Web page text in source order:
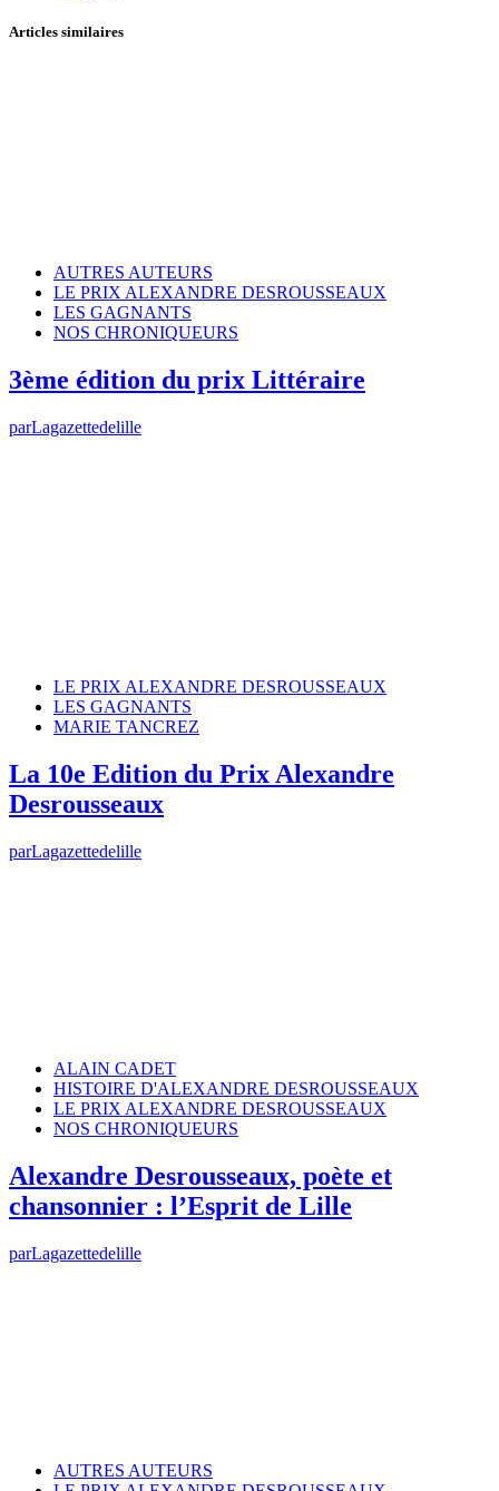
Articles similaires
AUTRES AUTEURS
LE PRIX ALEXANDRE DESROUSSEAUX
LES GAGNANTS
NOS CHRONIQUEURS
3ème édition du prix Littéraire
parLagazettedelille
LE PRIX ALEXANDRE DESROUSSEAUX
LES GAGNANTS
MARIE TANCREZ
La 10e Edition du Prix Alexandre
Desrousseaux
parLagazettedelille
ALAIN CADET
HISTOIRE D'ALEXANDRE DESROUSSEAUX
LE PRIX ALEXANDRE DESROUSSEAUX
NOS CHRONIQUEURS
Alexandre Desrousseaux, poète et
chansonnier : l’Esprit de Lille
parLagazettedelille
AUTRES AUTEURS